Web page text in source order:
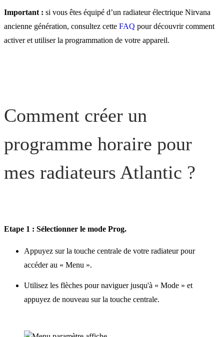
Important : si vous êtes équipé d’un radiateur électrique Nirvana
ancienne génération, consultez cette FAQ pour découvrir comment
activer et utiliser la programmation de votre appareil.
Comment créer un
programme horaire pour
mes radiateurs Atlantic ?
Etape 1 : Sélectionner le mode Prog.
Appuyez sur la touche centrale de votre radiateur pour
accéder au « Menu ».
Utilisez les flèches pour naviguer jusqu'à « Mode » et
appuyez de nouveau sur la touche centrale.